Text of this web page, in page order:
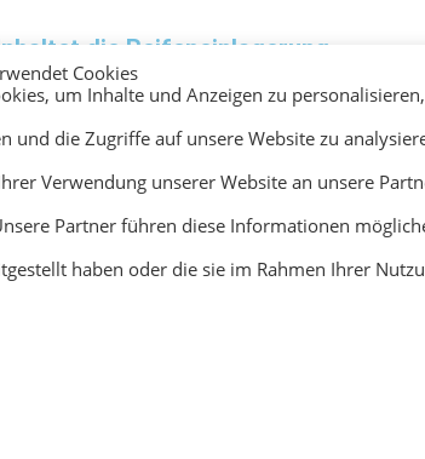
die Reifeneinlagerung
Reifen lagerung gibt es einige Dinge zu beachten.
kühler und dunkler Raum notwendig. Bei Licht und
beeinflusst und Ihr Reifen altert schnelle und
Cookies
um Inhalte und Anzeigen zu
und die Zugriffe auf unsere Website zu
Verwendung unserer Website an unsere
Partner führen diese Informationen
haben oder die sie im Rahmen Ihrer